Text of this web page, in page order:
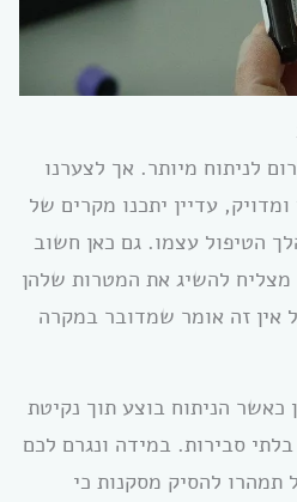
לניתוח מיותר. אך לצערנו
עדיין יתכנו מקרים של
הטיפול עצמו. גם כאן חשוב
מצליח להשיג את המטרות שלהן
אין זה אומר שמדובר במקרה
כאשר הניתוח בוצע תוך נקיטת
סבירות. במידה ונגרם לכם
תמהרו להסיק מסקנות כי